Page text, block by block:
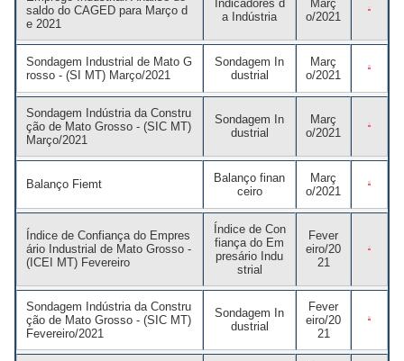
Agenda
Trabalhe Conosco
Portal do Fornecedor
Ouvidoria FIEMT
Certidões
Privacidade e Proteção
de Dados
Downloads
saldo do CAGED para Março d
e 2021
Indicadores d
a Indústria
Març
o/2021
Sondagem Industrial de Mato G
rosso - (SI MT) Março/2021
Sondagem In
dustrial
Març
o/2021
Sondagem Indústria da Constru
ção de Mato Grosso - (SIC MT)
Março/2021
Sondagem In
dustrial
Març
o/2021
Balanço Fiemt
Balanço finan
ceiro
Març
o/2021
Índice de Confiança do Empres
ário Industrial de Mato Grosso -
(ICEI MT) Fevereiro
Índice de Con
fiança do Em
presário Indu
strial
Fever
eiro/20
21
Sondagem Indústria da Constru
ção de Mato Grosso - (SIC MT)
Fevereiro/2021
Sondagem In
dustrial
Fever
eiro/20
21